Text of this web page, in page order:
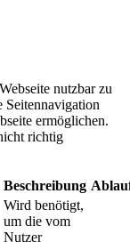
nutzbar zu
Seitennavigation
ermöglichen.
richtig
Beschreibung
Wird benötigt,
um die vom
Nutzer